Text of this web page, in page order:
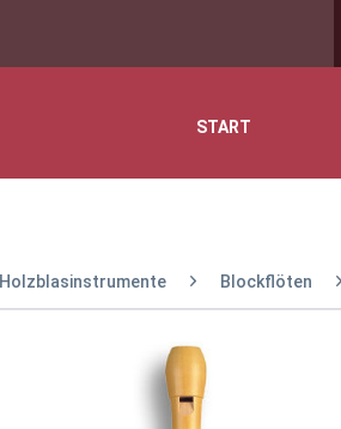
START
Holzblasinstrumente Blockflöten